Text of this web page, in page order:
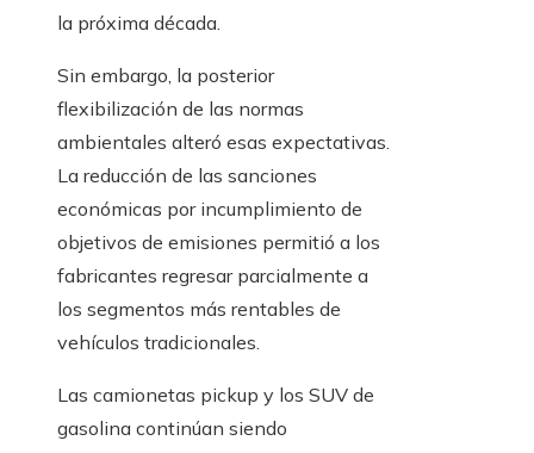
la próxima década.
Sin embargo, la posterior
flexibilización de las normas
ambientales alteró esas expectativas.
La reducción de las sanciones
económicas por incumplimiento de
objetivos de emisiones permitió a los
fabricantes regresar parcialmente a
los segmentos más rentables de
vehículos tradicionales.
Las camionetas pickup y los SUV de
gasolina continúan siendo